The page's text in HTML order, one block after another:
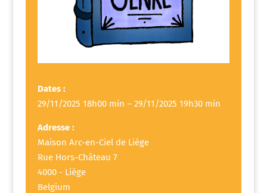
Dates :
29/11/2025 18h00 min – 29/11/2025 19h30 min
Adresse :
Maison Arc-en-Ciel de Liège
Rue Hors-Château 7
4000 - Liège
Belgium